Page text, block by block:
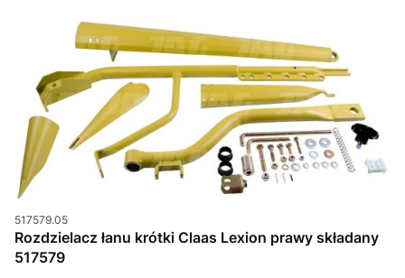
Kod produktu
517579.05
Rozdzielacz łanu krótki Claas Lexion prawy składany
517579